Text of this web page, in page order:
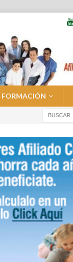
FORMACIÓN